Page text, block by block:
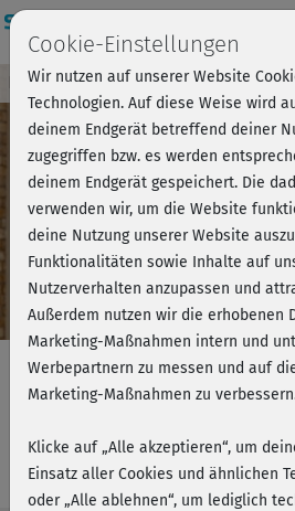
Kursvorschau - Jetzt mitmachen!
Muskelaufbau 2 mit
Cooldown 2
Cookie-Einstellungen
Wir nutzen auf unserer Website
Technologien. Auf diese Weise wird
deinem Endgerät betreffend deiner
zugegriffen bzw. es werden
deinem Endgerät gespeichert. Die
verwenden wir, um die Website
deine Nutzung unserer Website
Funktionalitäten sowie Inhalte auf
Nutzerverhalten anzupassen und
Außerdem nutzen wir die erhobenen
Marketing-Maßnahmen intern und
Werbepartnern zu messen und auf
Marketing-Maßnahmen zu
Klicke auf „Alle akzeptieren“, um
Einsatz aller Cookies und ähnlichen
oder „Alle ablehnen“, um lediglich